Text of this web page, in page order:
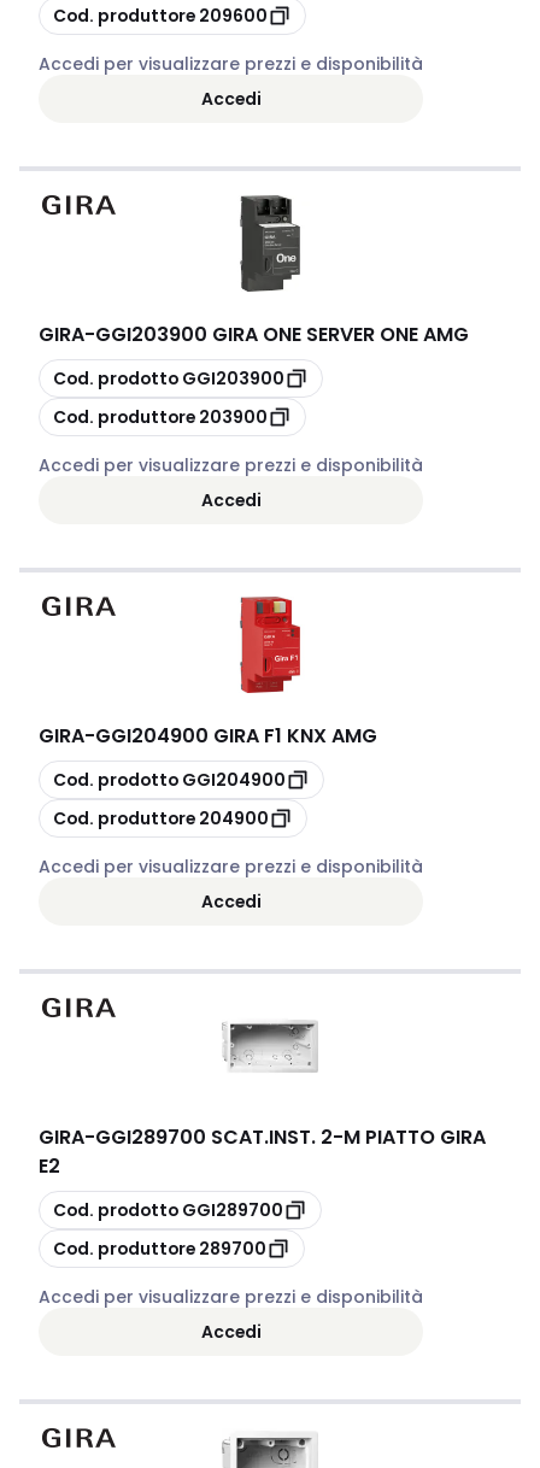
copia
Cod. produttore 209600
Accedi per visualizzare prezzi e disponibilità
Accedi
GIRA-GGI203900 GIRA ONE SERVER ONE AMG
copia
Cod. prodotto GGI203900
copia
Cod. produttore 203900
Accedi per visualizzare prezzi e disponibilità
Accedi
GIRA-GGI204900 GIRA F1 KNX AMG
copia
Cod. prodotto GGI204900
copia
Cod. produttore 204900
Accedi per visualizzare prezzi e disponibilità
Accedi
GIRA-GGI289700 SCAT.INST. 2-M PIATTO GIRA
E2
copia
Cod. prodotto GGI289700
copia
Cod. produttore 289700
Accedi per visualizzare prezzi e disponibilità
Accedi